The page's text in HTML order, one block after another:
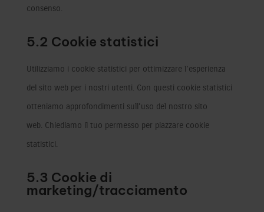
consenso.
5.2 Cookie statistici
Utilizziamo i cookie statistici per ottimizzare l'esperienza
del sito web per i nostri utenti. Con questi cookie statistici
otteniamo approfondimenti sull'uso del nostro sito
web. Chiediamo il tuo permesso per piazzare cookie
statistici.
5.3 Cookie di
marketing/tracciamento